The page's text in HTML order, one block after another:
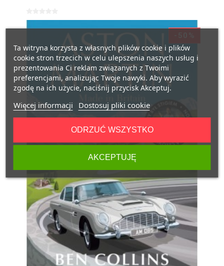
Ta witryna korzysta z własnych plików cookie i plików
cookie stron trzecich w celu ulepszenia naszych usług i
prezentowania Ci reklam związanych z Twoimi
preferencjami, analizując Twoje nawyki. Aby wyrazić
zgodę na ich użycie, naciśnij przycisk Akceptuj.
Więcej informacji Dostosuj pliki cookie
ODRZUĆ WSZYSTKO
AKCEPTUJĘ